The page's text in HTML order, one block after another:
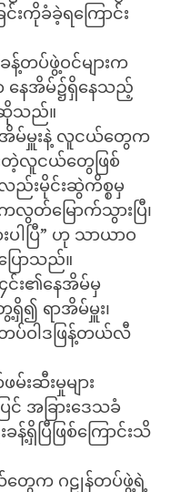
းကိုခံခဲ့ရကြောင်း
တပ်ဖွဲ့ဝင်များက
နေအိမ်၌ရှိနေသည့်
ဆိုသည်။
အိမ်မှူးနဲ့ လူငယ်တွေက
တဲ့လူငယ်တွေဖြစ်
ည်းမိုင်းဆွဲကိစ္စမှ
တ်မြောက်သွားပြီ၊
ါပြီ” ဟု သာယာဝ
ောသည်။
၄င်း၏နေအိမ်မှ
၍ ရာအိမ်မှူး၊
ပ်ဝါဒဖြန့်တယ်လီ
ဆီးမှုများ
အခြားဒေသခံ
န့်ရှိပြီဖြစ်ကြောင်းသိ
တွေက ဂဠုန်တပ်ဖွဲ့ရဲ့